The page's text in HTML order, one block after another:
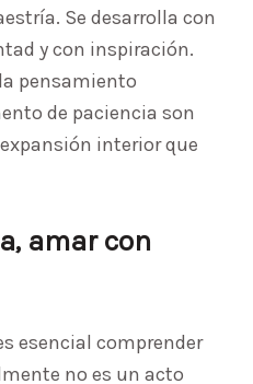
Se desarrolla con
y con inspiración.
pensamiento
de paciencia son
interior que
amar con
esencial comprender
no es un acto